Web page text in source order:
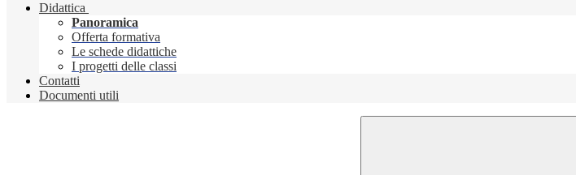
Didattica
Panoramica
Offerta formativa
Le schede didattiche
I progetti delle classi
Contatti
Documenti utili